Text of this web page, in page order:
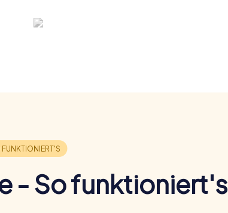
- So funktioniert's